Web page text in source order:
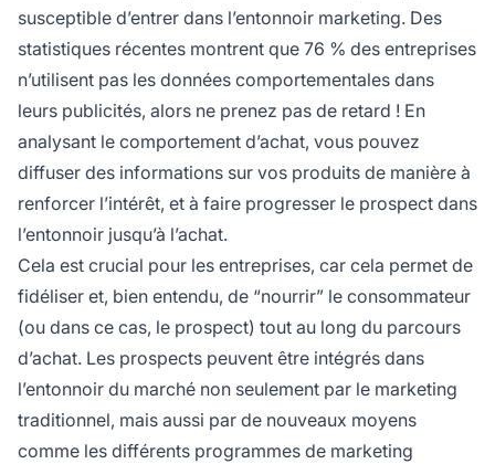
susceptible d’entrer dans l’entonnoir marketing. Des
statistiques récentes montrent que 76 % des entreprises
n’utilisent pas les données comportementales dans
leurs publicités, alors ne prenez pas de retard ! En
analysant le comportement d’achat, vous pouvez
diffuser des informations sur vos produits de manière à
renforcer l’intérêt, et à faire progresser le prospect dans
l’entonnoir jusqu’à l’achat.
Cela est crucial pour les entreprises, car cela permet de
fidéliser et, bien entendu, de “nourrir” le consommateur
(ou dans ce cas, le prospect) tout au long du parcours
d’achat. Les prospects peuvent être intégrés dans
l’entonnoir du marché non seulement par le marketing
traditionnel, mais aussi par de nouveaux moyens
comme les différents programmes de marketing